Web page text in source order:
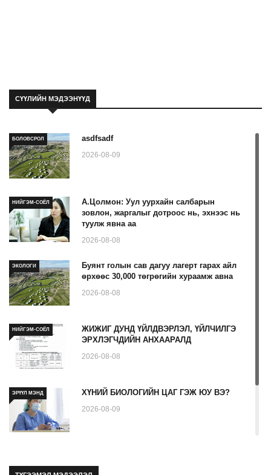
СҮҮЛИЙН МЭДЭЭНҮҮД
БОЛОВСРОЛ asdfsadf
2026-08-09
НИЙГЭМ-СОЁЛ
А.Цолмон: Уул уурхайн салбарын
зовлон, жаргалыг дотроос нь, эхнээс нь
туулж явна аа
2026-08-08
ЭКОЛОГИ
Буянт голын сав дагуу лагерт гарах айл
өрхөөс 30,000 төгрөгийн хураамж авна
2026-08-08
НИЙГЭМ-СОЁЛ
ЖИЖИГ ДУНД ҮЙЛДВЭРЛЭЛ, ҮЙЛЧИЛГЭ
ЭРХЛЭГЧДИЙН АНХААРАЛД
2026-08-08
ЭРҮҮЛ МЭНД ХҮНИЙ БИОЛОГИЙН ЦАГ ГЭЖ ЮУ ВЭ?
2026-08-09
юу вэ